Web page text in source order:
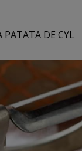
PATATA DE CYL